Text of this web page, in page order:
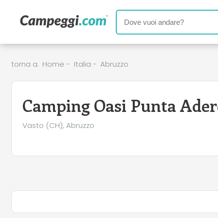
torna a: Home - Italia - Abruzzo
Camping Oasi Punta
Vasto (CH), Abruzzo